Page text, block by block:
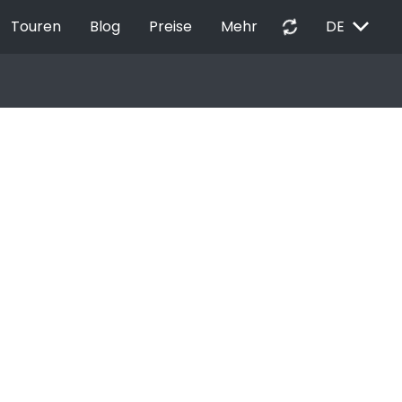
Touren Blog Preise Mehr autorenew DE EXPAND_MORE